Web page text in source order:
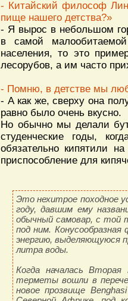
- Китайский философ
пище нашего детства?»
- Я вырос в небольшом
в самой
населения, то это
лесорубов, а им часто
- Помню, в детстве мы
- А как же, сверху она
равно было очень вкусно.
Но обычно мы делали
студенческие годы,
обязательно кипятили
приспособление для
Это нехитрое походное
году, давшим ему
обычный самовар, с той
под ним.
энергию, выделяющуюся
литра воды.
Когда началась
терметы вошли в
новое прозвище